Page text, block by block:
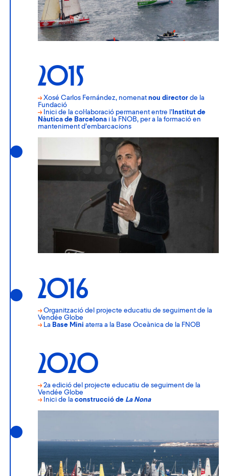
2015
→ Xosé Carlos Fernández, nomenat nou director de la
Fundació
→ Inici de la col·laboració permanent entre l’ Institut de
Nàutica de Barcelona i la FNOB, per a la formació en
manteniment d’embarcacions
2016
→ Organització del projecte educatiu de seguiment de la
Vendée Globe
→ La Base Mini aterra a la Base Oceànica de la FNOB
2020
→ 2a edició del projecte educatiu de seguiment de la
Vendée Globe
→ Inici de la construcció de La Nona